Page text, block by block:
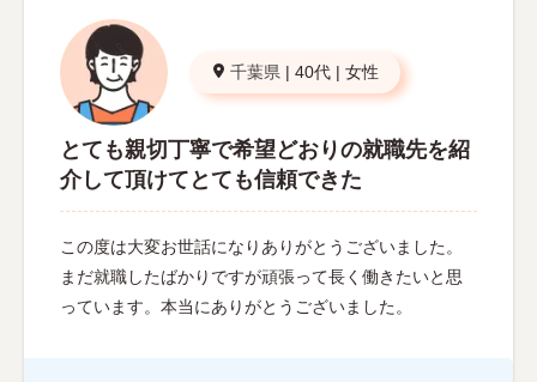
千葉県 | 40代 | 女性
とても親切丁寧で希望どおりの就職先を紹
介して頂けてとても信頼できた
この度は大変お世話になりありがとうございました。
まだ就職したばかりですが頑張って長く働きたいと思
っています。本当にありがとうございました。